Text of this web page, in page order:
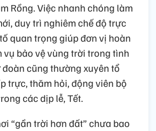
Rồng. Việc nhanh chóng làm
duy trì nghiêm chế độ trực
quan trọng giúp đơn vị hoàn
vụ bảo vệ vùng trời trong tình
đoàn cũng thường xuyên tổ
trực, thăm hỏi, động viên bộ
các dịp lễ, Tết.
“gần trời hơn đất” chưa bao